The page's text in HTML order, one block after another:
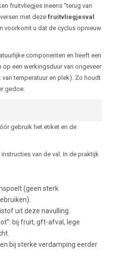
fruitvliegjes ineens “terug van
met deze fruitvliegjesval
voorkomt u dat de cyclus opnieuw
componenten en heeft een
een werkingsduur van ongeveer
temperatuur en plek). Zo houdt
gedoe.
gebruik het etiket en de
van de val. In de praktijk
(geen sterk
uit deze navulling.
bij fruit, gft-afval, lege
bij sterke verdamping eerder